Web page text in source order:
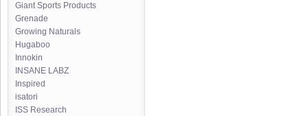
Giant Sports Products
Grenade
Growing Naturals
Hugaboo
Innokin
INSANE LABZ
Inspired
isatori
ISS Research